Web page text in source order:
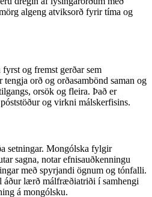
algeng atviksorð fyrir tíma og
og fremst gerðar sem
orð og orðasambönd saman og
orsök og fleira. Það er
og virkni málskerfisins.
setningar. Mongólska fylgir
sagna, notar efnisauðkenningu
með spyrjandi ögnum og tónfalli.
áður lærð málfræðiatriði í samhengi
á mongólsku.